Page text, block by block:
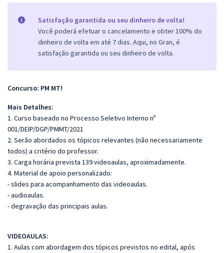
Satisfação garantida ou seu dinheiro de volta!
Você poderá efetuar o cancelamento e obter 100% do
dinheiro de volta em até 7 dias. Aqui, no Gran, é
satisfação garantida ou seu dinheiro de volta.
Concurso: PM MT!
Mais Detalhes:
1. Curso baseado no Processo Seletivo Interno nº
001/DEIP/DGP/PMMT/2021
2. Serão abordados os tópicos relevantes (não necessariamente
todos) a critério do professor.
3. Carga horária prevista 139 videoaulas, aproximadamente.
4. Material de apoio personalizado:
- slides para acompanhamento das videoaulas.
- audioaulas.
- degravação das principais aulas.
VIDEOAULAS:
1. Aulas com abordagem dos tópicos previstos no edital, após